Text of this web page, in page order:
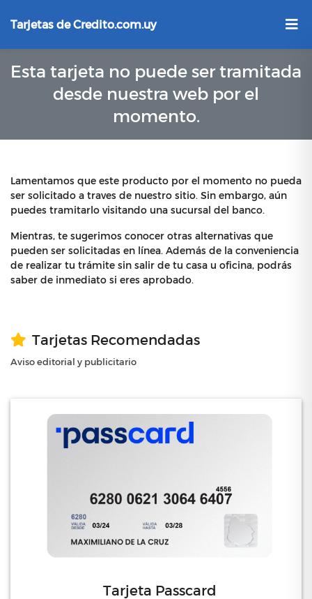
Tarjetas de Credito.com.uy
Esta tarjeta no puede ser tramitada
desde nuestra web por el
momento.
Lamentamos que este producto por el momento no pueda
ser solicitado a traves de nuestro sitio. Sin embargo, aún
puedes tramitarlo visitando una sucursal del banco.
Mientras, te sugerimos conocer otras alternativas que
pueden ser solicitadas en línea. Además de la conveniencia
de realizar tu trámite sin salir de tu casa u oficina, podrás
saber de inmediato si eres aprobado.
Tarjetas Recomendadas
Aviso editorial y publicitario
Tarjeta Passcard